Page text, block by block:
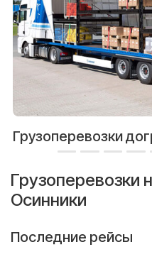
Грузоперевозки
Грузоперевозки
Осинники
Последние рейсы